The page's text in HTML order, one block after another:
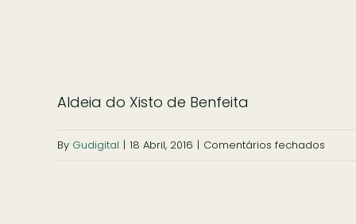
Aldeia do Xisto de Benfeita
By Gudigital | 18 Abril, 2016 | Comentários fechados